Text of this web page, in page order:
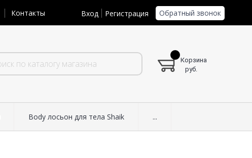
Контакты Вход Регистрация Обратный звонок
Корзина
руб.
Body лосьон для тела Shaik ...